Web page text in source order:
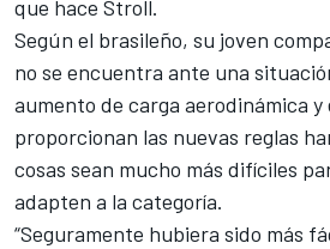
que hace Stroll.
Según el brasileño, su joven
no se encuentra ante una
aumento de carga aerodinámica y
proporcionan las nuevas reglas
cosas sean mucho más difíciles
adapten a la categoría.
“Seguramente hubiera sido más